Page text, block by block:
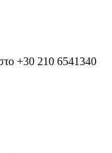
+30 210 6541340